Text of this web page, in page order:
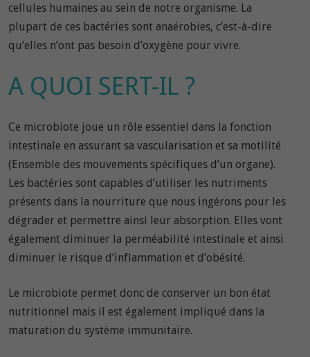
cellules humaines au sein de notre organisme. La
plupart de ces bactéries sont anaérobies, c’est-à-dire
qu’elles n’ont pas besoin d’oxygène pour vivre.
A QUOI SERT-IL ?
Ce microbiote joue un rôle essentiel dans la fonction
intestinale en assurant sa vascularisation et sa motilité
(Ensemble des mouvements spécifiques d’un organe).
Les bactéries sont capables d’utiliser les nutriments
présents dans la nourriture que nous ingérons pour les
dégrader et permettre ainsi leur absorption. Elles vont
également diminuer la perméabilité intestinale et ainsi
diminuer le risque d’inflammation et d’obésité.
Le microbiote permet donc de conserver un bon état
nutritionnel mais il est également impliqué dans la
maturation du système immunitaire.